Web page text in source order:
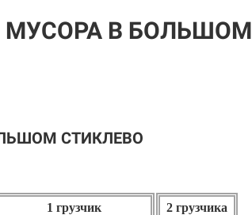
МУСОРА В БОЛЬШОМ
СТИКЛЕВО
1 грузчик 2 грузчика